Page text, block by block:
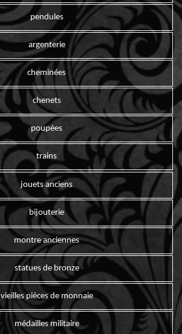
pendules
argenterie
cheminées
chenets
poupées
trains
jouets anciens
bijouterie
montre anciennes
statues de bronze
vieilles pièces de monnaie
médailles militaire